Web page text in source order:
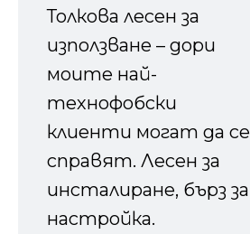
Толкова лесен за
използване – дори
моите най-
технофобски
клиенти могат да се
справят. Лесен за
инсталиране, бърз за
настройка.